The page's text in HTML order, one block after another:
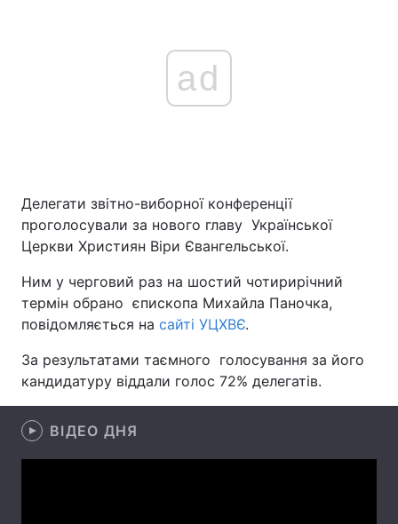
Україна Політика
Спорт Наука
Техно і зв'язок
Зброя Інциденти
ad
Делегати звітно-виборної конференції
проголосували за нового главу Української
Церкви Християн Віри Євангельської.
Ним у черговий раз на шостий чотирирічний
термін обрано єпископа Михайла Паночка,
повідомляється на сайті УЦХВЄ.
За результатами таємного голосування за його
кандидатуру віддали голос 72% делегатів.
ВІДЕО ДНЯ